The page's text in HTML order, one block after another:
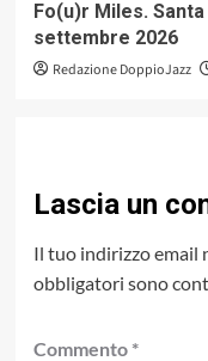
Fo(u)r Miles.
settembre 2026
Redazione DoppioJazz
Lascia un
Il tuo indirizzo email
obbligatori sono
Commento *